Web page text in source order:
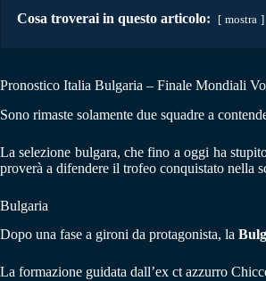
Cosa troverai in questo articolo: mostra
Pronostico Italia Bulgaria – Finale Mondiali
Sono rimaste solamente due squadre a
La selezione bulgara, che fino a oggi ha
proverà a difendere il trofeo conquistato nella
Bulgaria
Dopo una fase a gironi da protagonista, la
La formazione guidata dall’ex ct azzurro